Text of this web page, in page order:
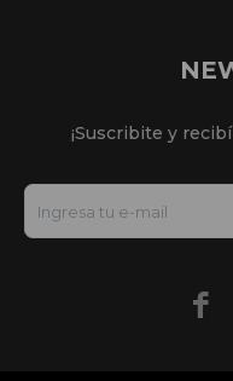
¡Suscribite y
